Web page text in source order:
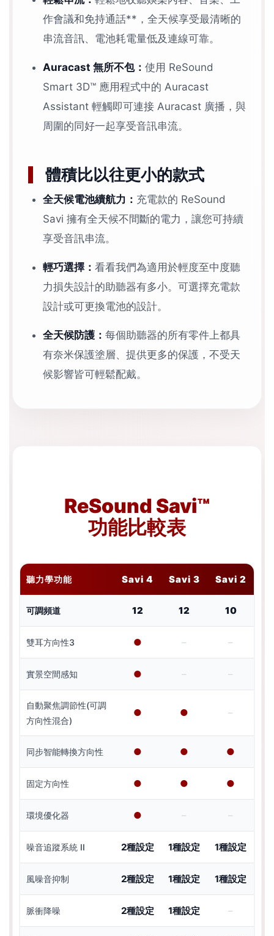
作會議和免持通話**，全天候享受最清晰的
串流音訊、電池耗電量低及連線可靠。
Auracast 無所不包： 使用 ReSound
Smart 3D™ 應用程式中的 Auracast
Assistant 輕觸即可連接 Auracast 廣播，與
周圍的同好一起享受音訊串流。
體積比以往更小的款式
全天候電池續航力： 充電款的 ReSound
Savi 擁有全天候不間斷的電力，讓您可持續
享受音訊串流。
輕巧選擇： 看看我們為適用於輕度至中度聽
力損失設計的助聽器有多小。可選擇充電款
設計或可更換電池的設計。
全天候防護： 每個助聽器的所有零件上都具
有奈米保護塗層、提供更多的保護，不受天
候影響皆可輕鬆配戴。
ReSound Savi™
功能比較表
聽力學功能 Savi 4 Savi 3 Savi 2
可調頻道 12 12 10
雙耳方向性3 ● – –
實景空間感知 ● – –
自動聚焦調節性(可調
方向性混合)
● ● –
同步智能轉換方向性 ● ● ●
固定方向性 ● ● ●
環境優化器 ● – –
噪音追蹤系統 II 2種設定 1種設定 1種設定
風噪音抑制 2種設定 1種設定 1種設定
脈衝降噪 2種設定 1種設定 –